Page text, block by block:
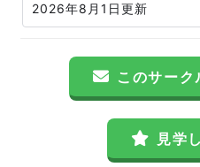
2026年8月1日更新
このサーク
見学